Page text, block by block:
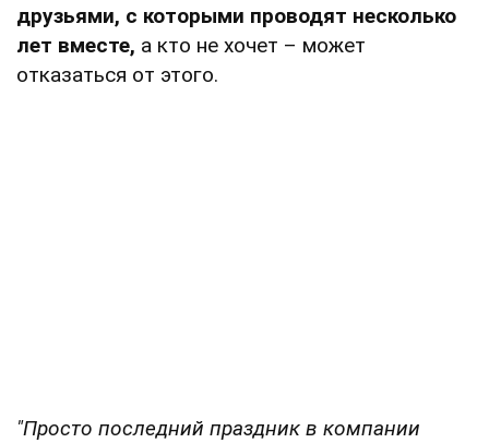
друзьями, с которыми проводят несколько
лет вместе, а кто не хочет – может
отказаться от этого.
"Просто последний праздник в компании